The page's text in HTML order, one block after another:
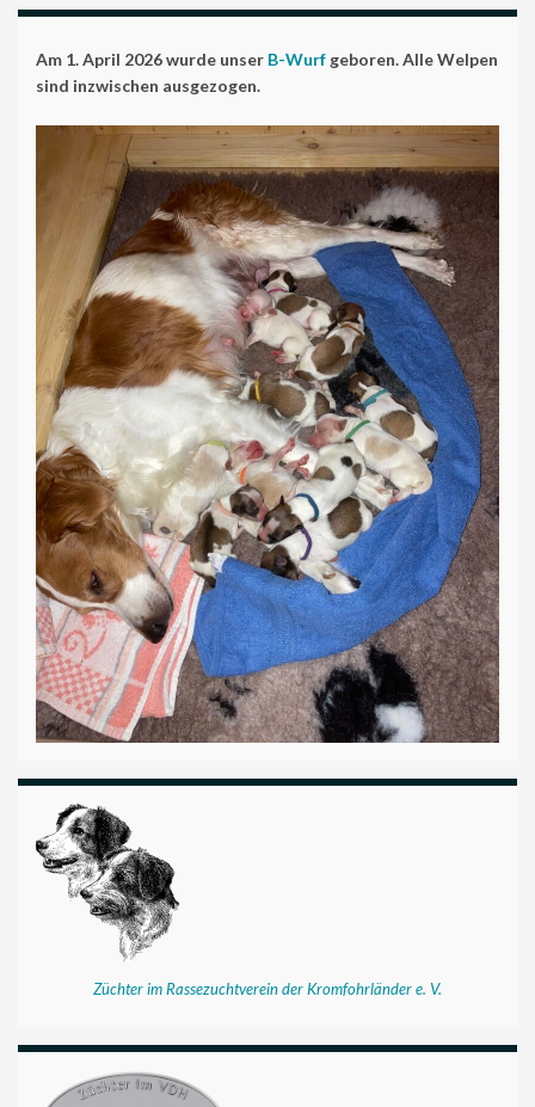
Am 1. April 2026 wurde unser B-Wurf geboren. Alle Welpen
sind inzwischen ausgezogen.
Züchter im Rassezuchtverein der Kromfohrländer e. V.